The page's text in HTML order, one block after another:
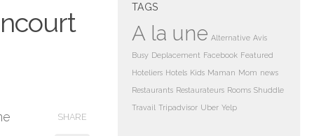
SHARE
TAGS
A la une Alternative Avis
Busy Deplacement Facebook Featured
Hoteliers Hotels Kids Maman Mom news
Restaurants Restaurateurs Rooms Shuddle
Travail Tripadvisor Uber Yelp